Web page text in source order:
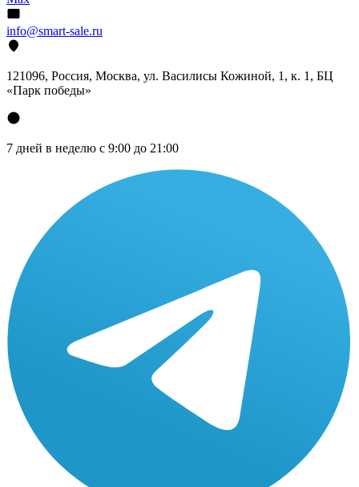
info@smart-sale.ru
121096, Россия, Москва, ул. Василисы Кожиной, 1, к. 1, БЦ
«Парк победы»
7 дней в неделю с 9:00 до 21:00